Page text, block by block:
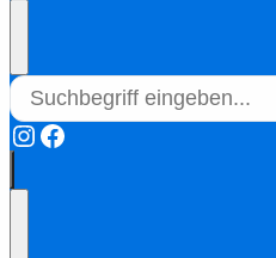
Instagram
Facebook